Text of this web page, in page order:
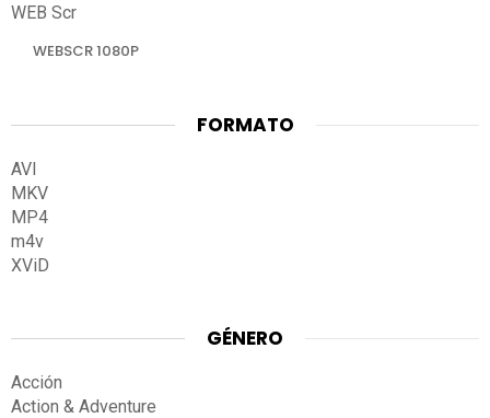
WEB Scr
WEBSCR 1080P
FORMATO
AVI
MKV
MP4
m4v
XViD
GÉNERO
Acción
Action & Adventure